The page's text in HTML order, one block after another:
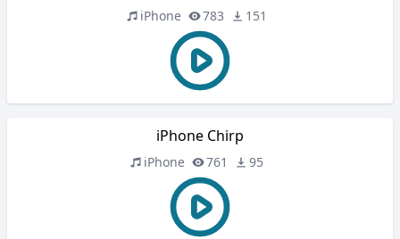
iPhone 783 151
iPhone Chirp
iPhone 761 95